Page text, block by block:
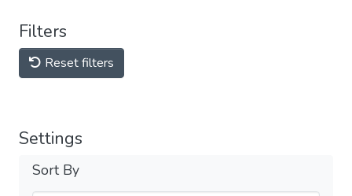
Filters
Reset filters
Settings
Sort By